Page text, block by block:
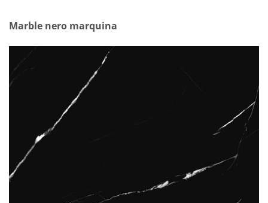
Marble nero marquina